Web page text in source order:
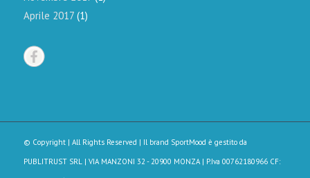
Aprile 2017(1)
© Copyright | All Rights Reserved | Il brand SportMood è gestito da
PUBLITRUST SRL | VIA MANZONI 32 - 20900 MONZA | P.Iva 00762180966 CF: